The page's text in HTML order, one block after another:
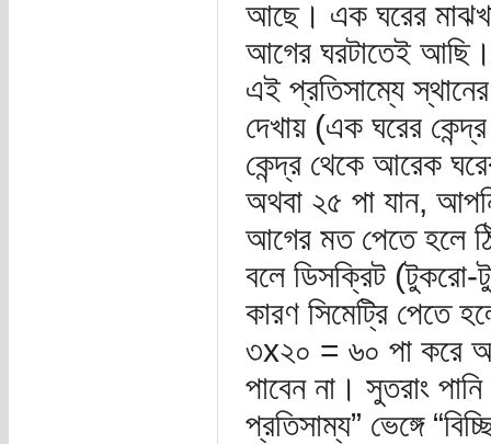
আছে। এক ঘরের
আগের ঘরটাতেই আছি।
এই প্রতিসাম্যে
দেখায় (এক ঘরের
কেন্দ্র থেকে আরেক
অথবা ২৫ পা যান,
আগের মত পেতে হলে
বলে ডিসক্রিট (টুকরো-
কারণ সিমেট্রি পেতে
৩x২০ = ৬০ পা করে
পাবেন না। সুতরাং
প্রতিসাম্য” ভেঙ্গে